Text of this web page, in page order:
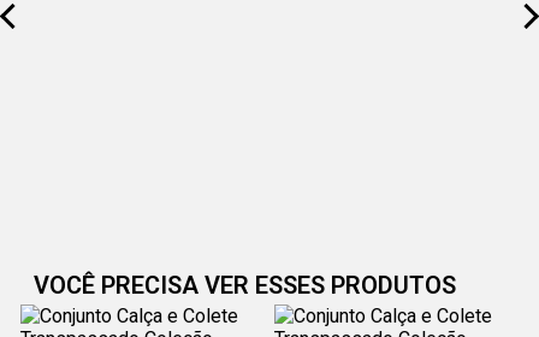
VOCÊ PRECISA VER ESSES PRODUTOS